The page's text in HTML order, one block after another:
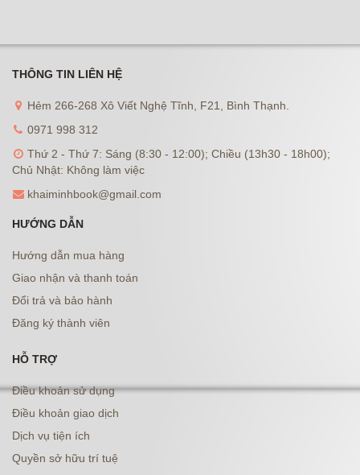
THÔNG TIN LIÊN HỆ
Hẻm 266-268 Xô Viết Nghệ Tĩnh, F21, Bình Thạnh.
0971 998 312
Thứ 2 - Thứ 7: Sáng (8:30 - 12:00); Chiều (13h30 - 18h00);
Chủ Nhật: Không làm việc
khaiminhbook@gmail.com
HƯỚNG DẪN
Hướng dẫn mua hàng
Giao nhận và thanh toán
Đổi trả và bảo hành
Đăng ký thành viên
HỖ TRỢ
Điều khoản sử dụng
Điều khoản giao dịch
Dịch vụ tiện ích
Quyền sở hữu trí tuệ